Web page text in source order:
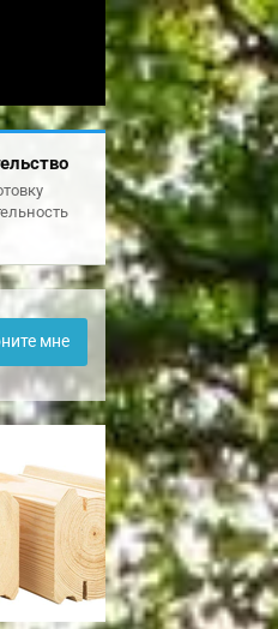
мне